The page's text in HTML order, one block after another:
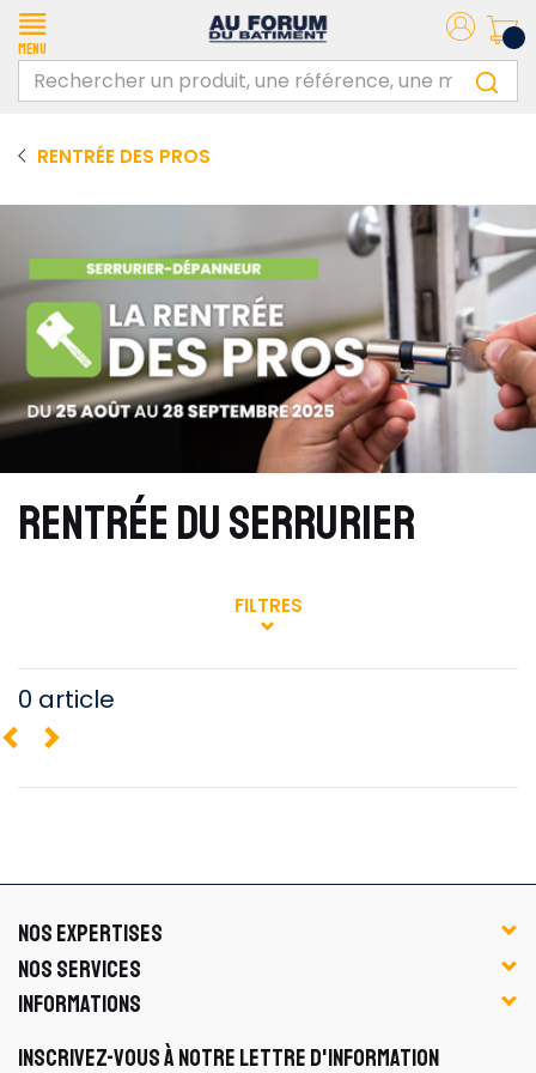
Menu
RENTRÉE DES PROS
RENTRÉE DU SERRURIER
FILTRES
0 article
NOS EXPERTISES
NOS SERVICES
INFORMATIONS
INSCRIVEZ-VOUS À NOTRE LETTRE D'INFORMATION